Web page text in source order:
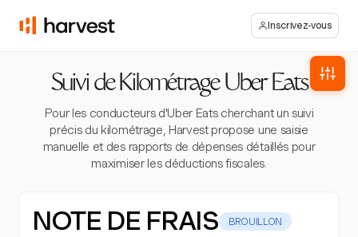
Inscrivez-vous
Suivi de Kilométrage Uber Eats
Pour les conducteurs d'Uber Eats cherchant un suivi
précis du kilométrage, Harvest propose une saisie
manuelle et des rapports de dépenses détaillés pour
maximiser les déductions fiscales.
NOTE DE FRAIS BROUILLON